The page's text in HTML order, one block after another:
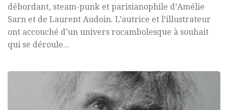
débordant, steam-punk et parisianophile d’Amélie
Sarn et de Laurent Audoin. L’autrice et l’illustrateur
ont accouché d’un univers rocambolesque à souhait
qui se déroule...